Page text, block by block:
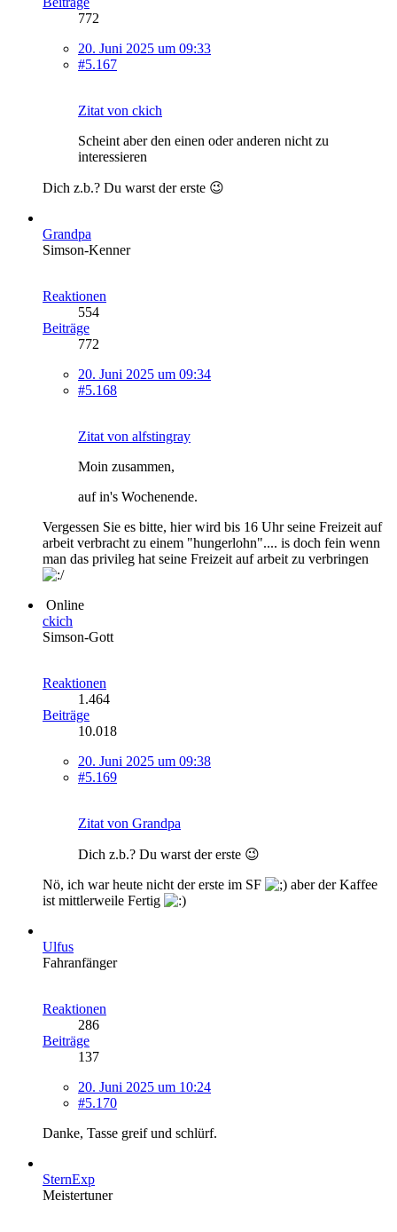
772
20. Juni 2025 um 09:33
#5.167
Zitat von ckich
Scheint aber den einen oder anderen nicht zu
interessieren
Dich z.b.? Du warst der erste 😉
Grandpa
Simson-Kenner
Reaktionen
554
Beiträge
772
20. Juni 2025 um 09:34
#5.168
Zitat von alfstingray
Moin zusammen,
auf in's Wochenende.
Vergessen Sie es bitte, hier wird bis 16 Uhr seine Freizeit auf
arbeit verbracht zu einem "hungerlohn".... is doch fein wenn
man das privileg hat seine Freizeit auf arbeit zu verbringen
Online
ckich
Simson-Gott
Reaktionen
1.464
Beiträge
10.018
20. Juni 2025 um 09:38
#5.169
Zitat von Grandpa
Dich z.b.? Du warst der erste 😉
Nö, ich war heute nicht der erste im SF
aber der Kaffee
ist mittlerweile Fertig
Ulfus
Fahranfänger
Reaktionen
286
Beiträge
137
20. Juni 2025 um 10:24
#5.170
Danke, Tasse greif und schlürf.
SternExp
Meistertuner